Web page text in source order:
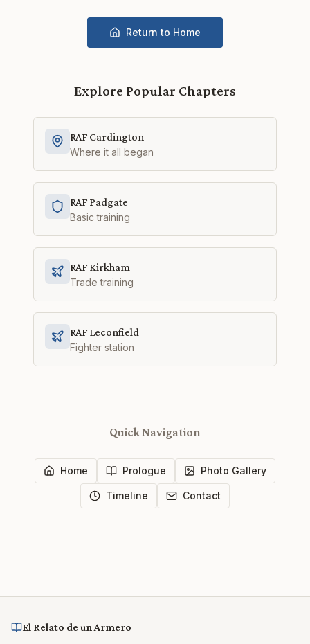
Return to Home
Explore Popular Chapters
RAF Cardington
Where it all began
RAF Padgate
Basic training
RAF Kirkham
Trade training
RAF Leconfield
Fighter station
Quick Navigation
Home Prologue Photo Gallery
Timeline Contact
El Relato de un Armero